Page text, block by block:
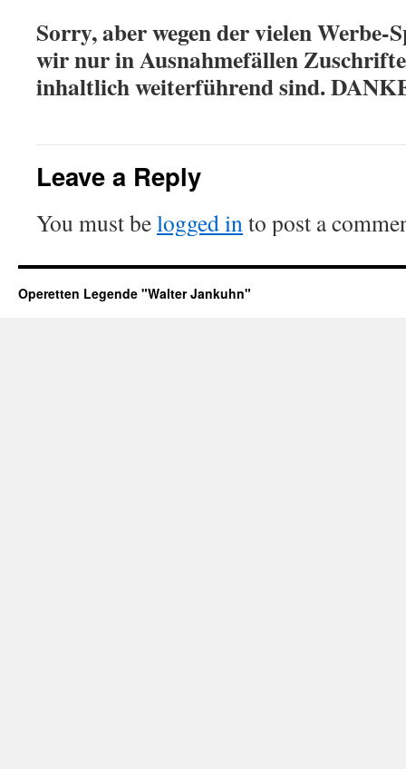
Sorry, aber wegen der vielen Werbe-
wir nur in Ausnahmefällen
inhaltlich weiterführend sind.
Leave a Reply
You must belogged in to post a
Operetten Legende "Walter Jankuhn"